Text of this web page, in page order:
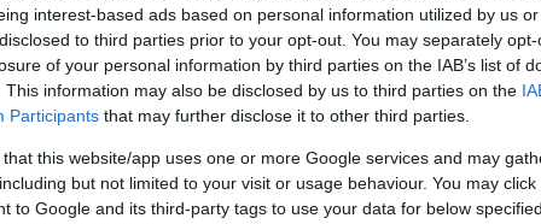
interest-based ads based on personal information utilized by us
to third parties prior to your opt-out. You may separately
of your personal information by third parties on the IAB’s list of
This information may also be disclosed by us to third parties on the
Participants that may further disclose it to other third parties.
that this website/app uses one or more Google services and may
but not limited to your visit or usage behaviour. You may
to Google and its third-party tags to use your data for below
ενημερώθηκαν πως αυτές έχουν εξαντληθεί.
ότι συγκεκριμένος αριθμός προσκλήσεων έχει
την φυσική παρουσία των προσώπων αλλά με
ομάδων του Ολυμπιακού και Παναθηναϊκού.